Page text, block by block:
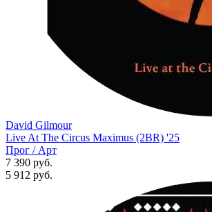
David Gilmour
Live At The Circus Maximus (2BR) '25
Прог / Арт
7 390 руб.
5 912 руб.